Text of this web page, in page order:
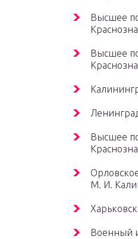
Высшее
Высшее
Высшее
М. И.
Военный